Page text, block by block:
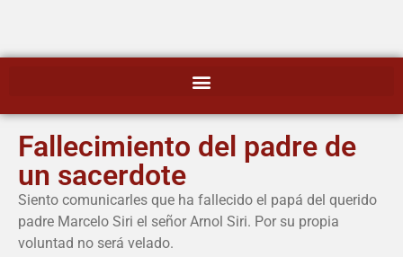
Fallecimiento del padre de
un sacerdote
Siento comunicarles que ha fallecido el papá del querido
padre Marcelo Siri el señor Arnol Siri. Por su propia
voluntad no será velado.